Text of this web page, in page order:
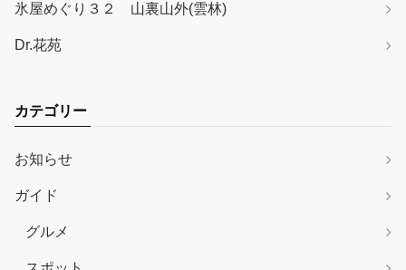
氷屋めぐり３２ 山裏山外(雲林)
Dr.花苑
カテゴリー
お知らせ
ガイド
グルメ